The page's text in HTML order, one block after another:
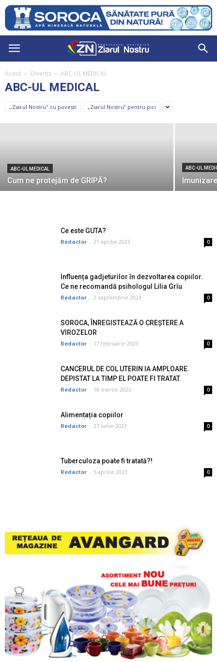
Acasă Divertis ABC-UL MEDICAL
ABC-UL MEDICAL
,,Ziarul Nostru" cu povești „Ziarul Nostru” pentru pici
ABC-UL MEDICAL
TUBERCULOZA LA COPII
Redactor - 7 aprilie 2023
ABC-UL MEDICAL
Cum ne protejăm de GRIPĂ?
ABC-UL
Ce este GUTA?
Redactor - 21 aprilie 2023 0
Influența gadjeturilor în dezvoltarea copiilor.
Ce ne recomandă psihologul Lilia Grîu
Redactor - 2 septembrie 2023 0
SOROCA, ÎNREGISTEAZĂ O CREȘTERE A
VIROZELOR
Redactor - 17 februarie 2023 0
CANCERUL DE COL UTERIN IA AMPLOARE.
DEPISTAT LA TIMP EL POATE FI TRATAT.
Redactor - 18 martie 2023 0
Alimentația copiilor
Redactor - 27 iunie 2023 0
Tuberculoza poate fi tratată?!
Redactor - 5 aprilie 2023 0